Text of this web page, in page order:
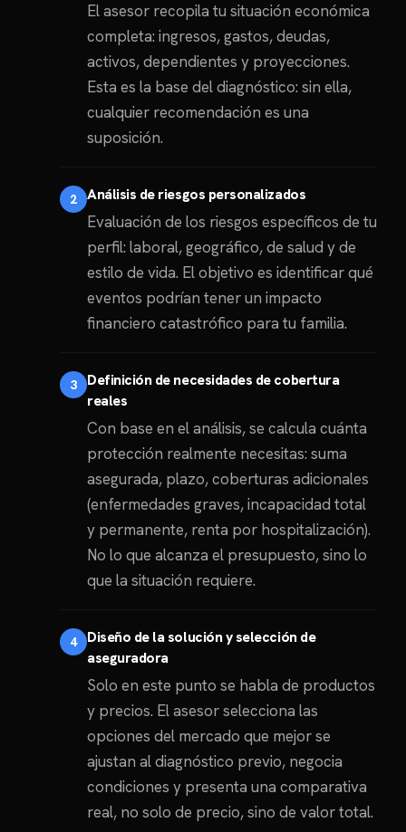
El asesor recopila tu situación económica
completa: ingresos, gastos, deudas,
activos, dependientes y proyecciones.
Esta es la base del diagnóstico: sin ella,
cualquier recomendación es una
suposición.
Análisis de riesgos personalizados
Evaluación de los riesgos específicos de tu
perfil: laboral, geográfico, de salud y de
estilo de vida. El objetivo es identificar qué
eventos podrían tener un impacto
financiero catastrófico para tu familia.
Definición de necesidades de cobertura
reales
Con base en el análisis, se calcula cuánta
protección realmente necesitas: suma
asegurada, plazo, coberturas adicionales
(enfermedades graves, incapacidad total
y permanente, renta por hospitalización).
No lo que alcanza el presupuesto, sino lo
que la situación requiere.
Diseño de la solución y selección de
aseguradora
Solo en este punto se habla de productos
y precios. El asesor selecciona las
opciones del mercado que mejor se
ajustan al diagnóstico previo, negocia
condiciones y presenta una comparativa
real, no solo de precio, sino de valor total.